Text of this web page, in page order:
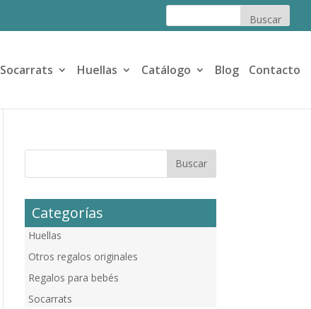
Socarrats Huellas Catálogo Blog Contacto
Categorías
Huellas
Otros regalos originales
Regalos para bebés
Socarrats